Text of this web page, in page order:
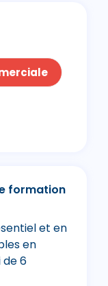
formation
et en
en
6